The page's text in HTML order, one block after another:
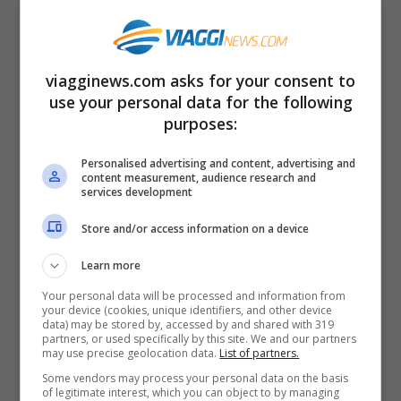
Martedì 17 maggio:Pescara – Jesi
196 km
Mercoledì 18 maggio:
Santarcangelo di Romagna – Reggio
Emilia(Parmigiano Reggiano Food
Stage), 203 km
Giovedì 19 maggio:Parma –
Venerdì 20 maggio:
Sanremo –
Cuneo, 150 km
Sabato 21 maggio:Santena –
Torino, 147 km
viagginews.com asks for your consent to
use your personal data for the following
purposes:
Personalised advertising and content, advertising and
content measurement, audience research and
services development
Store and/or access information on a device
Learn more
Your personal data will be processed and information from
your device (cookies, unique identifiers, and other device
data) may be stored by, accessed by and shared with 319
partners, or used specifically by this site. We and our partners
may use precise geolocation data. List of partners.
Some vendors may process your personal data on the basis
of legitimate interest, which you can object to by managing